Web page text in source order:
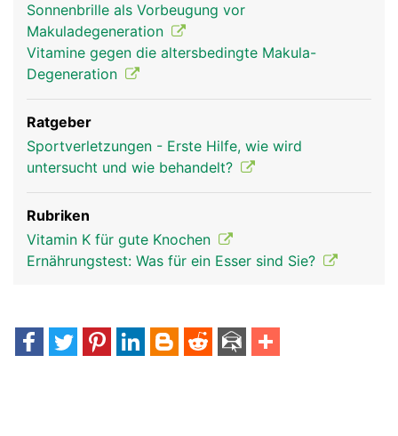
Sonnenbrille als Vorbeugung vor
Makuladegeneration
Vitamine gegen die altersbedingte Makula-
Degeneration
Ratgeber
Sportverletzungen - Erste Hilfe, wie wird
untersucht und wie behandelt?
Rubriken
Vitamin K für gute Knochen
Ernährungstest: Was für ein Esser sind Sie?